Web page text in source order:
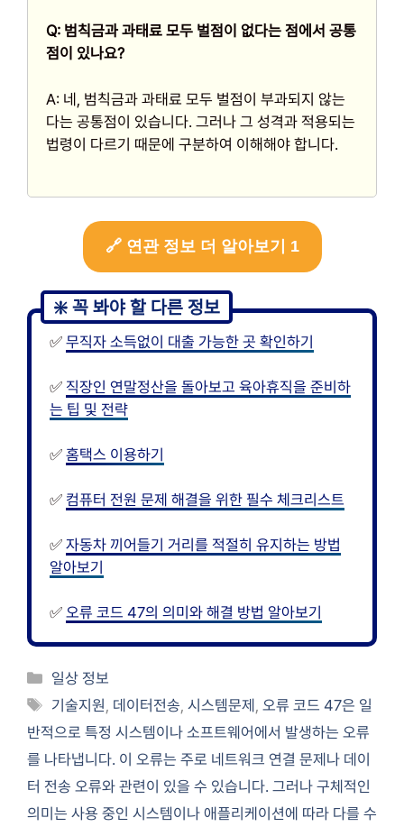
Q: 범칙금과 과태료 모두 벌점이 없다는 점에서 공통
점이 있나요?
A: 네, 범칙금과 과태료 모두 벌점이 부과되지 않는
다는 공통점이 있습니다. 그러나 그 성격과 적용되는
법령이 다르기 때문에 구분하여 이해해야 합니다.
🔗 연관 정보 더 알아보기 1
✅ 무직자 소득없이 대출 가능한 곳 확인하기
✅ 직장인 연말정산을 돌아보고 육아휴직을 준비하
는 팁 및 전략
✅ 홈택스 이용하기
✅ 컴퓨터 전원 문제 해결을 위한 필수 체크리스트
✅ 자동차 끼어들기 거리를 적절히 유지하는 방법
알아보기
✅ 오류 코드 47의 의미와 해결 방법 알아보기
카
테
리
일상 정보
태
그
기술지원 데이터전송 ,시스템문제 ,오류 코드 47은 일
반적으로 특정 시스템이나 소프트웨어에서 발생하는 오류
를 나타냅니다. 이 오류는 주로 네트워크 연결 문제나 데이
터 전송 오류와 관련이 있을 수 있습니다. 그러나 구체적인
의미는 사용 중인 시스템이나 애플리케이션에 따라 다를 수